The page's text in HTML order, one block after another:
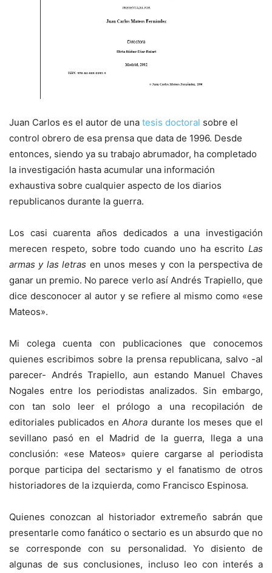
Juan Carlos es el autor de una tesis doctoral sobre el
control obrero de esa prensa que data de 1996. Desde
entonces, siendo ya su trabajo abrumador, ha completado
la investigación hasta acumular una información
exhaustiva sobre cualquier aspecto de los diarios
republicanos durante la guerra.
Los casi cuarenta años dedicados a una investigación
merecen respeto, sobre todo cuando uno ha escrito Las
armas y las letras en unos meses y con la perspectiva de
ganar un premio. No parece verlo así Andrés Trapiello, que
dice desconocer al autor y se refiere al mismo como «ese
Mateos».
Mi colega cuenta con publicaciones que conocemos
quienes escribimos sobre la prensa republicana, salvo -al
parecer- Andrés Trapiello, aun estando Manuel Chaves
Nogales entre los periodistas analizados. Sin embargo,
con tan solo leer el prólogo a una recopilación de
editoriales publicados enAhora durante los meses que el
sevillano pasó en el Madrid de la guerra, llega a una
conclusión: «ese Mateos» quiere cargarse al periodista
porque participa del sectarismo y el fanatismo de otros
historiadores de la izquierda, como Francisco Espinosa.
Quienes conozcan al historiador extremeño sabrán que
presentarle como fanático o sectario es un absurdo que no
se corresponde con su personalidad. Yo disiento de
algunas de sus conclusiones, incluso leo con interés a